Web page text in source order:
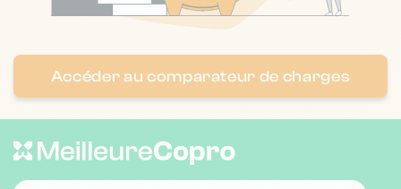
Accéder au comparateur de charges